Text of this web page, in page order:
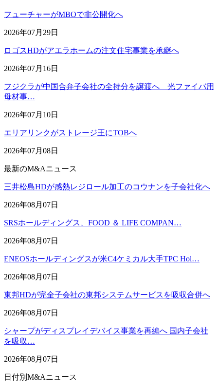
フューチャーがMBOで非公開化へ
2026年07月29日
ロゴスHDがアエラホームの注文住宅事業を承継へ
2026年07月16日
フジクラが中国合弁子会社の全持分を譲渡へ 光ファイバ用
母材事…
2026年07月10日
エリアリンクがストレージ王にTOBへ
2026年07月08日
最新のM&Aニュース
三井松島HDが感熱レジロール加工のコウナンを子会社化へ
2026年08月07日
SRSホールディングス、FOOD ＆ LIFE COMPAN…
2026年08月07日
ENEOSホールディングスが米C4ケミカル大手TPC Hol…
2026年08月07日
東邦HDが完全子会社の東邦システムサービスを吸収合併へ
2026年08月07日
シャープがディスプレイデバイス事業を再編へ 国内子会社
を吸収…
2026年08月07日
日付別M&Aニュース